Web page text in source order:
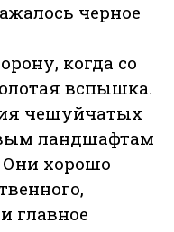
черное
когда со
вспышка.
чешуйчатых
ландшафтам
Они хорошо
главное